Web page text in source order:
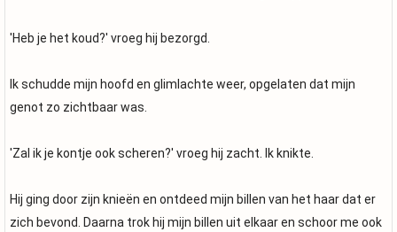
'Heb je het koud?' vroeg hij bezorgd.
Ik schudde mijn hoofd en glimlachte weer, opgelaten dat mijn
genot zo zichtbaar was.
'Zal ik je kontje ook scheren?' vroeg hij zacht. Ik knikte.
Hij ging door zijn knieën en ontdeed mijn billen van het haar dat er
zich bevond. Daarna trok hij mijn billen uit elkaar en schoor me ook